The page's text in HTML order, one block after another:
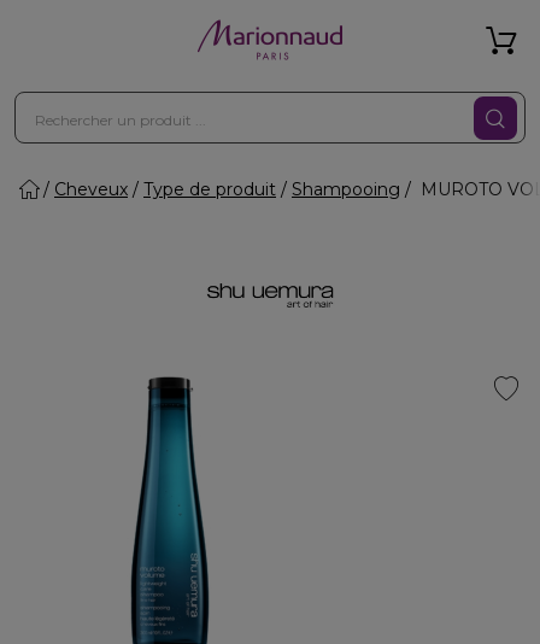
Cheveux Type de produit Shampooing MUROTO